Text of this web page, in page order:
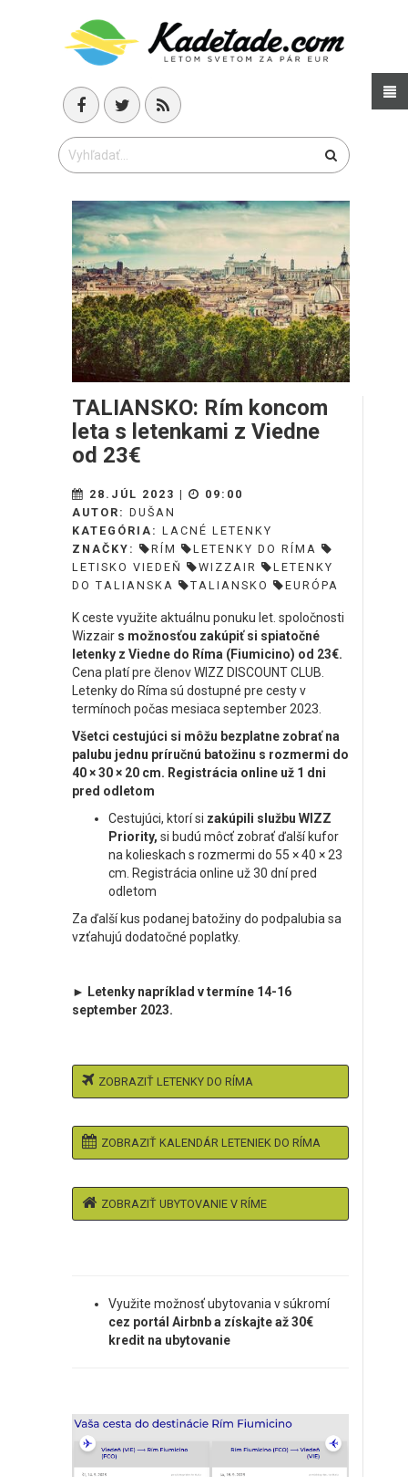
TALIANSKO: Rím koncom
leta s letenkami z Viedne
od 23€
28.JÚL 2023 |
09:00
AUTOR: DUŠAN
KATEGÓRIA: LACNÉ LETENKY
ZNAČKY:
RÍM
LETENKY DO RÍMA
LETISKO VIEDEŇ
WIZZAIR
LETENKY
DO TALIANSKA
TALIANSKO EURÓPA
K ceste využite aktuálnu ponuku let. spoločnosti
Wizzair s možnosťou zakúpiť si spiatočné
letenky z Viedne do Ríma (Fiumicino) od 23€.
Cena platí pre členov WIZZ DISCOUNT CLUB.
Letenky do Ríma sú dostupné pre cesty v
termínoch počas mesiaca september 2023.
Všetci cestujúci si môžu bezplatne zobraťna
palubu jednu príručnú batožinu s rozmermi do
40 × 30 × 20 cm. Registrácia online už 1 dni
pred odletom
Cestujúci, ktorí si zakúpili službu WIZZ
Priority, si budú môcť zobrať ďalší kufor
na kolieskach s rozmermi do 55 × 40 × 23
cm. Registrácia online už 30 dní pred
odletom
Za ďalší kus podanej batožiny do podpalubia sa
vzťahujú dodatočné poplatky.
► Letenky napríklad v termíne 14-16
september 2023.
ZOBRAZIŤ LETENKY DO RÍMA
ZOBRAZIŤ KALENDÁR LETENIEK DO RÍMA
ZOBRAZIŤ UBYTOVANIE V RÍME
Využite možnosť ubytovania v súkromí
cez portál Airbnb a získajte až 30€
kredit na ubytovanie